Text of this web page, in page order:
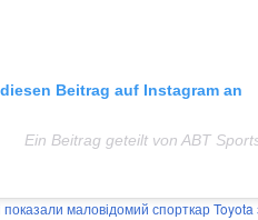
Beitrag auf Instagram an
Ein Beitrag geteilt von ABT
показали маловідомий спорткар